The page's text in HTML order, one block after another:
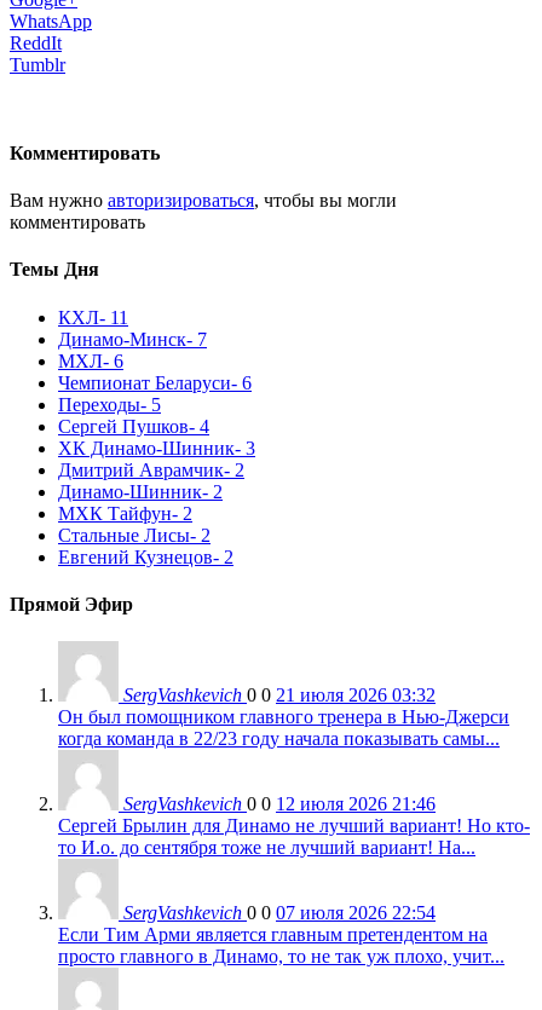
WhatsApp
ReddIt
Tumblr
Комментировать
Вам нужно авторизироваться, чтобы вы могли
комментировать
Темы Дня
КХЛ- 11
Динамо-Минск- 7
МХЛ- 6
Чемпионат Беларуси- 6
Переходы- 5
Сергей Пушков- 4
ХК Динамо-Шинник- 3
Дмитрий Аврамчик- 2
Динамо-Шинник- 2
МХК Тайфун- 2
Стальные Лисы- 2
Евгений Кузнецов- 2
Прямой Эфир
SergVashkevich 0 0 21 июля 2026 03:32
Он был помощником главного тренера в Нью-Джерси
когда команда в 22/23 году начала показывать самы...
SergVashkevich 0 0 12 июля 2026 21:46
Сергей Брылин для Динамо не лучший вариант! Но кто-
то И.о. до сентября тоже не лучший вариант! На...
SergVashkevich 0 0 07 июля 2026 22:54
Если Тим Арми является главным претендентом на
просто главного в Динамо, то не так уж плохо, учит...